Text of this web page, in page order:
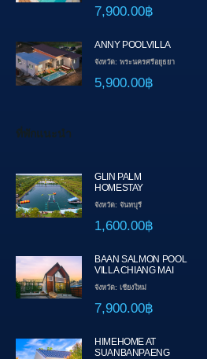
7,900.00฿
ANNY POOLVILLA
จังหวัด: พระนครศรีอยุธยา
5,900.00฿
ที่พักแนะนำ
GLIN PALM
HOMESTAY
จังหวัด: จันทบุรี
1,600.00฿
BAAN SALMON POOL
VILLA CHIANG MAI
จังหวัด: เชียงใหม่
7,900.00฿
HIMEHOME AT
SUANBANPAENG